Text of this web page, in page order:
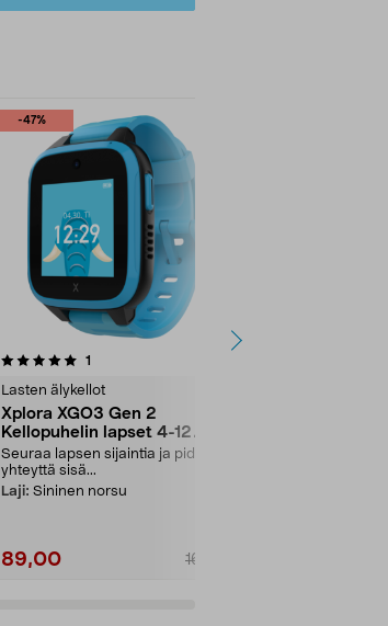
-47%
1
Lasten älykellot
Xplora XGO3 Gen 2
Kellopuhelin lapset 4-12
vuotta
Seuraa lapsen sijaintia ja pidä
yhteyttä sisä...
Laji: Sininen norsu
89,00 169,00
3.5 viidestä